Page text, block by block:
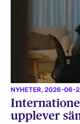
NYHETER, 2026-06-
upplever